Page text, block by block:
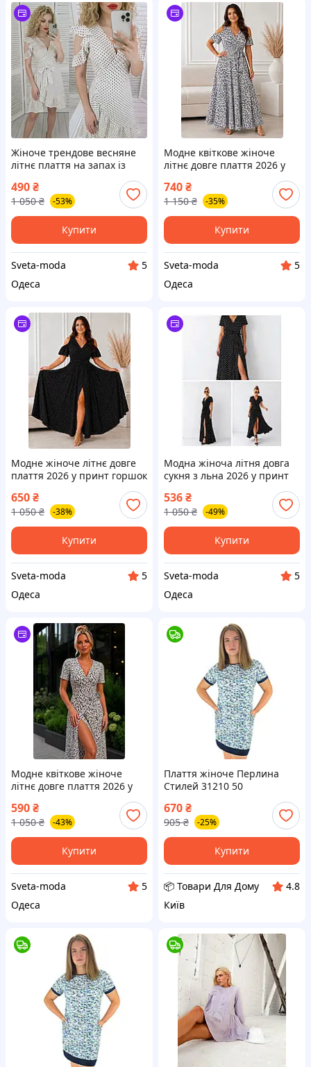
Жіноче трендове весняне
літнє плаття на запах із
рюшами весна-літо 2026 у
горошок
490₴
1 050 ₴ -53%
Купити
Sveta-moda
5
Одеса
Модне квіткове жіноче
літнє довге плаття 2026 у
квітковий принт із запахом
штапель юбка полусонце
740₴
1 150 ₴ -35%
Купити
Sveta-moda
5
Одеса
Модне жіноче літнє довге
плаття 2026 у принт горшок
із запахом супер софт юбка
полусонце
650₴
1 050 ₴ -38%
Купити
Sveta-moda
5
Одеса
Модна жіноча літня довга
сукня з льна 2026 у принт
536₴
1 050 ₴ -49%
Купити
Sveta-moda
5
Одеса
Модне квіткове жіноче
літнє довге плаття 2026 у
квітковий принт із запахом
штапель
590₴
1 050 ₴ -43%
Купити
Sveta-moda
5
Одеса
Плаття жіноче Перлина
Стилей 31210 50
Різнобарвне (17226) D12-
2026
670₴
905 ₴ -25%
Купити
📦 Товари Для Дому
4.8
Київ